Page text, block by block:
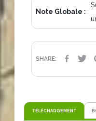
Note Globale :
SHARE:
TÉLÉCHARGEMENT